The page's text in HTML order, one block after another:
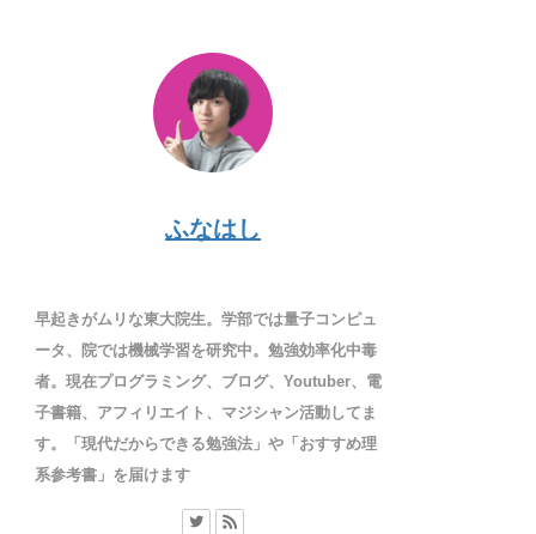
ふなはし
早起きがムリな東大院生。学部では量子コンピュ
ータ、院では機械学習を研究中。勉強効率化中毒
者。現在プログラミング、ブログ、Youtuber、電
子書籍、アフィリエイト、マジシャン活動してま
す。「現代だからできる勉強法」や「おすすめ理
系参考書」を届けます